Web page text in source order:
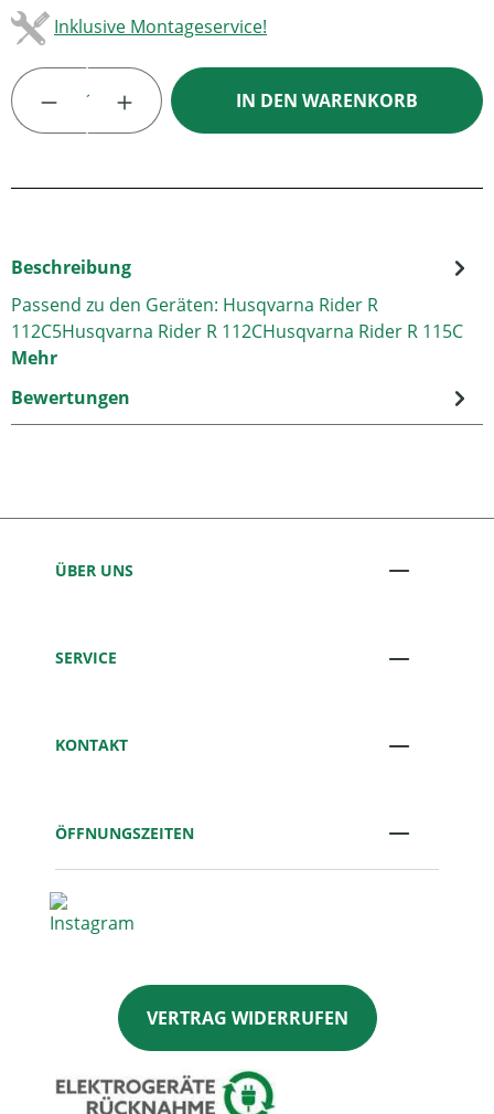
Inklusive Montageservice!
Produkt Anzahl: Gib den gewünschten
IN DEN WARENKORB
Beschreibung
Passend zu den Geräten: Husqvarna Rider R
112C5Husqvarna Rider R 112CHusqvarna Rider R 115C
Mehr
Bewertungen
ÜBER UNS
SERVICE
KONTAKT
ÖFFNUNGSZEITEN
VERTRAG WIDERRUFEN